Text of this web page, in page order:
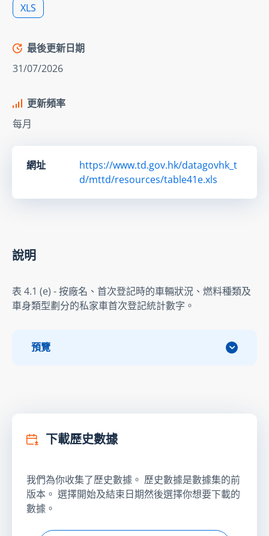
XLS
最後更新日期
31/07/2026
更新頻率
每月
網址
https://www.td.gov.hk/datagovhk_t
d/mttd/resources/table41e.xls
說明
表 4.1 (e) - 按廠名、首次登記時的車輛狀況、燃料種類及
車身類型劃分的私家車首次登記統計數字。
預覽
下載歷史數據
我們為你收集了歷史數據。 歷史數據是數據集的前
版本。 選擇開始及結束日期然後選擇你想要下載的
數據。